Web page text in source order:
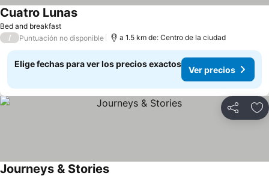
Bed and breakfast
Cuatro LunasVer precios
/ Puntuación no disponible a 1.5 km de: Centro de la ciudad
Elige fechas para ver los precios exactos
Ver precios
Compartir
Journeys & Stories